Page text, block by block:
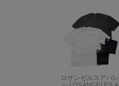
ロサンゼルスアパレ